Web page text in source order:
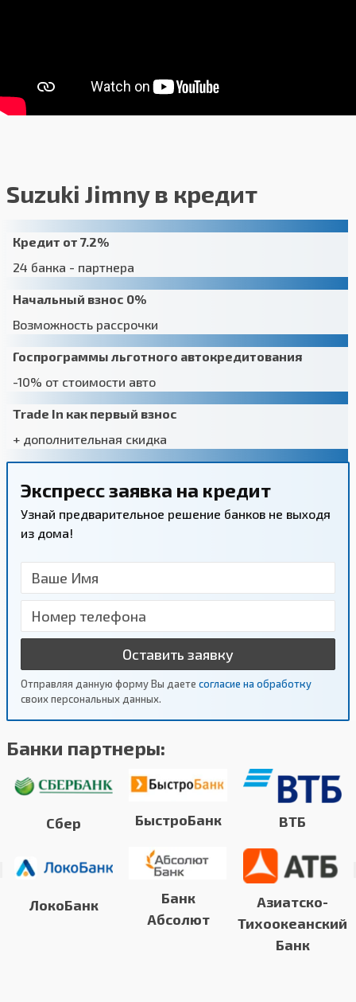
Suzuki Jimny в кредит
Кредит от 7.2%
24 банка - партнера
Начальный взнос 0%
Возможность рассрочки
Госпрограммы льготного автокредитования
-10% от стоимости авто
Trade In как первый взнос
+ дополнительная скидка
Экспресс заявка на кредит
Узнай предварительное решение банков не выходя
из дома!
Оставить заявку
Отправляя данную форму Вы даете согласие на обработку
своих персональных данных.
Банки партнеры:
Сбер
ЛокоБанк
БыстроБанк
Банк
Абсолют
ВТБ
Азиатско-
Тихоокеанский
Банк